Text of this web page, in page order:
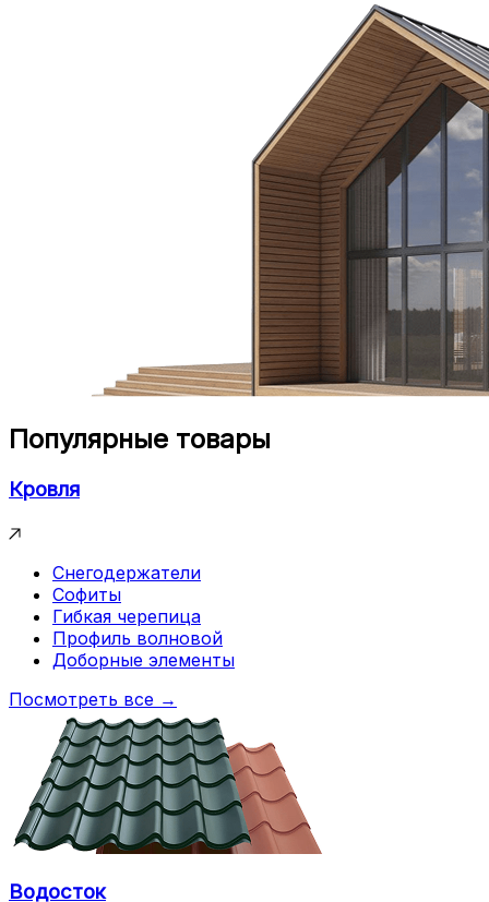
Популярные товары
Кровля
Снегодержатели
Софиты
Гибкая черепица
Профиль волновой
Доборные элементы
Посмотреть все →
Водосток